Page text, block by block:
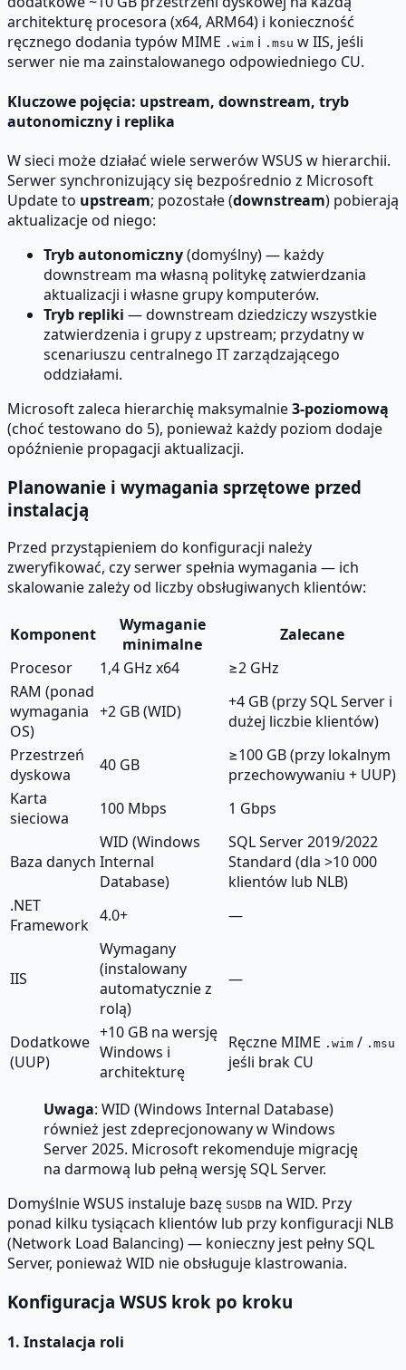
architekturę procesora (x64, ARM64) i konieczność
ręcznego dodania typów MIME .wim i .msu w IIS, jeśli
serwer nie ma zainstalowanego odpowiedniego CU.
Kluczowe pojęcia: upstream, downstream, tryb
autonomiczny i replika
W sieci może działać wiele serwerów WSUS w hierarchii.
Serwer synchronizujący się bezpośrednio z Microsoft
Update to upstream; pozostałe (downstream) pobierają
aktualizacje od niego:
Tryb autonomiczny(domyślny) — każdy
downstream ma własną politykę zatwierdzania
aktualizacji i własne grupy komputerów.
Tryb repliki — downstream dziedziczy wszystkie
zatwierdzenia i grupy z upstream; przydatny w
scenariuszu centralnego IT zarządzającego
oddziałami.
Microsoft zaleca hierarchię maksymalnie3-poziomową
(choć testowano do 5), ponieważ każdy poziom dodaje
opóźnienie propagacji aktualizacji.
Planowanie i wymagania sprzętowe przed
instalacją
Przed przystąpieniem do konfiguracji należy
zweryfikować, czy serwer spełnia wymagania — ich
skalowanie zależy od liczby obsługiwanych klientów:
Komponent
Wymaganie
minimalne
Zalecane
Procesor
1,4 GHz x64
≥2 GHz
RAM (ponad
wymagania
OS)
+2 GB (WID)
+4 GB (przy SQL Server i
dużej liczbie klientów)
Przestrzeń
dyskowa
40 GB
≥100 GB (przy lokalnym
przechowywaniu + UUP)
Karta
sieciowa
100 Mbps 1 Gbps
Baza danych
WID (Windows
Internal
Database)
SQL Server 2019/2022
Standard (dla >10 000
klientów lub NLB)
.NET
Framework 4.0+ —
IIS
Wymagany
(instalowany
automatycznie z
rolą)
—
Dodatkowe
(UUP)
+10 GB na wersję
Windows i
architekturę
Ręczne MIME .wim / .msu
jeśli brak CU
Uwaga: WID (Windows Internal Database)
również jest zdeprecjonowany w Windows
Server 2025. Microsoft rekomenduje migrację
na darmową lub pełną wersję SQL Server.
Domyślnie WSUS instaluje bazę SUSDB na WID. Przy
ponad kilku tysiącach klientów lub przy konfiguracji NLB
(Network Load Balancing) — konieczny jest pełny SQL
Server, ponieważ WID nie obsługuje klastrowania.
Konfiguracja WSUS krok po kroku
1. Instalacja roli